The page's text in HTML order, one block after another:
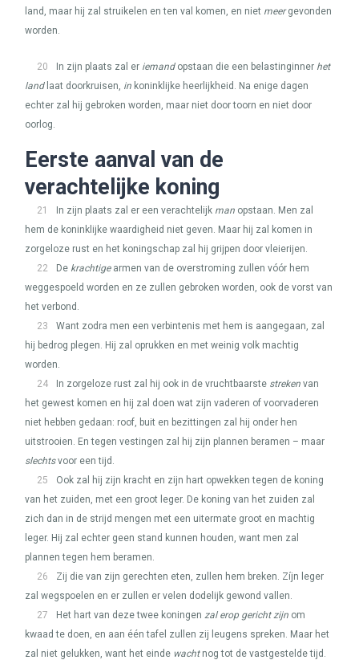
land, maar hij zal struikelen en ten val komen, en niet meergevonden
worden.
20 In zijn plaats zal er iemandopstaan die een belastinginner het
landlaat doorkruisen, in koninklijke heerlijkheid. Na enige dagen
echter zal hij gebroken worden, maar niet door toorn en niet door
oorlog.
Eerste aanval van de
verachtelijke koning
21 In zijn plaats zal er een verachtelijk man opstaan. Men zal
hem de koninklijke waardigheid niet geven. Maar hij zal komen in
zorgeloze rust en het koningschap zal hij grijpen door vleierijen.
22
De krachtigearmen van de overstroming zullen vóór hem
weggespoeld worden en ze zullen gebroken worden, ook de vorst van
het verbond.
23
Want zodra men een verbintenis met hem is aangegaan, zal
hij bedrog plegen. Hij zal oprukken en met weinig volk machtig
worden.
24
In zorgeloze rust zal hij ook in de vruchtbaarste streken van
het gewest komen en hij zal doen wat zijn vaderen of voorvaderen
niet hebben gedaan: roof, buit en bezittingen zal hij onder hen
uitstrooien. En tegen vestingen zal hij zijn plannen beramen – maar
slechtsvoor een tijd.
25
Ook zal hij zijn kracht en zijn hart opwekken tegen de koning
van het zuiden, met een groot leger. De koning van het zuiden zal
zich dan in de strijd mengen met een uitermate groot en machtig
leger. Hij zal echter geen stand kunnen houden, want men zal
plannen tegen hem beramen.
26
Zij die van zijn gerechten eten, zullen hem breken. Zíjn leger
zal wegspoelen en er zullen er velen dodelijk gewond vallen.
27
Het hart van deze twee koningen zal erop gericht zijn om
kwaad te doen, en aan één tafel zullen zij leugens spreken. Maar het
zal niet gelukken, want het einde wachtnog tot de vastgestelde tijd.